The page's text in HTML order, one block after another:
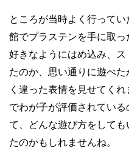
ところが当時よく行って
館でプラステンを手に取
好きなようにはめ込み、
たのか、思い通りに遊べ
く違った表情を見せてく
でわが子が評価されてい
て、どんな遊び方をして
たのかもしれませんね。